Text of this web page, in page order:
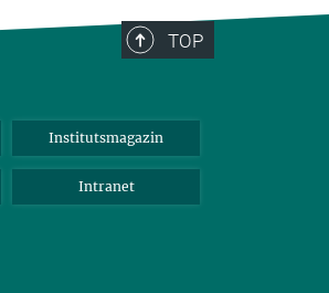
TOP
Institutsmagazin
Intranet